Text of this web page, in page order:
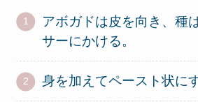
アボガドは皮を向き、種
サーにかける。
身を加えてペースト状に